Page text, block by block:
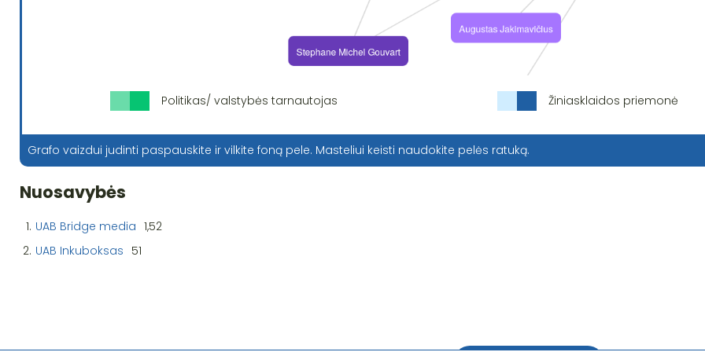
Politikas/ valstybės tarnautojas Žiniasklaidos priemonė
Grafo vaizdui judinti paspauskite ir vilkite foną pele. Masteliui keisti naudokite pelės ratuką.
Nuosavybės
1. UAB Bridge media 1,52
2. UAB Inkuboksas 51